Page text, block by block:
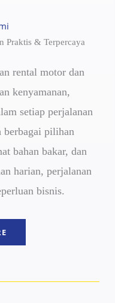
Praktis & Terpercaya
rental motor dan
kenyamanan,
setiap perjalanan
berbagai pilihan
bahan bakar, dan
harian, perjalanan
bisnis.